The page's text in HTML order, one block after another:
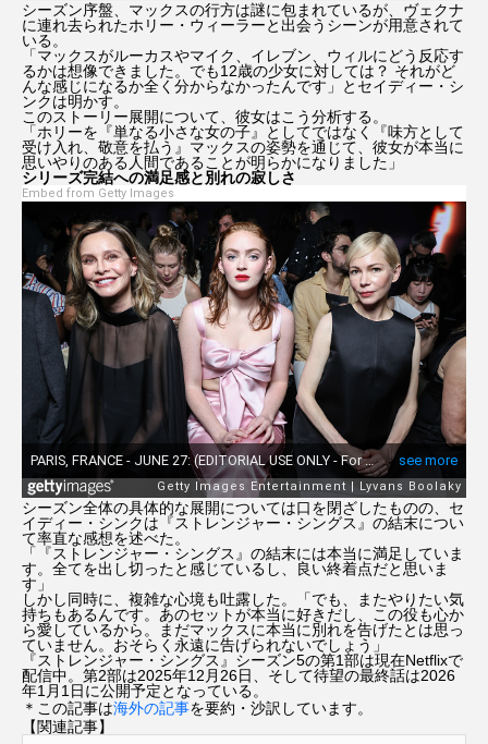
セイディー・シンク ゼンデイヤ
ダークナイト ライジング タイタニック
ティモシー・シャラメ トーマシン・マッケンジー
トイ・ストーリー5 トム・クルーズ
ドラマ版『ハリー・ポッター』
ニコール・キッドマン ニコラス・ケイジ
ハリー・ポッター ハリウッド
ハル・ベリー
ファンタスティック４：ファースト・ステップ
プラダを着た悪魔 プラダを着た悪魔2
ブラッド・ピット プレデター：バッドランド
マーティ・シュプリーム 世界をつかめ
マイ・インターン マイキー・マディソン
シーズン序盤、マックスの行方は謎に包まれているが、ヴェクナ
に連れ去られたホリー・ウィーラーと出会うシーンが用意されて
いる。
「マックスがルーカスやマイク、イレブン、ウィルにどう反応す
るかは想像できました。でも12歳の少女に対しては？ それがど
んな感じになるか全く分からなかったんです」とセイディー・シ
ンクは明かす。
このストーリー展開について、彼女はこう分析する。
「ホリーを『単なる小さな女の子』としてではなく『味方として
受け入れ、敬意を払う』マックスの姿勢を通じて、彼女が本当に
思いやりのある人間であることが明らかになりました」
シリーズ完結への満足感と別れの寂しさ
Embed from Getty Images
シーズン全体の具体的な展開については口を閉ざしたものの、セ
イディー・シンクは『ストレンジャー・シングス』の結末につい
て率直な感想を述べた。
「『ストレンジャー・シングス』の結末には本当に満足していま
す。全てを出し切ったと感じているし、良い終着点だと思いま
す」
しかし同時に、複雑な心境も吐露した。「でも、またやりたい気
持ちもあるんです。あのセットが本当に好きだし、この役も心か
ら愛しているから。まだマックスに本当に別れを告げたとは思っ
ていません。おそらく永遠に告げられないでしょう」
『ストレンジャー・シングス』シーズン5の第1部は現在Netflixで
配信中。第2部は2025年12月26日、そして待望の最終話は2026
年1月1日に公開予定となっている。
＊この記事は海外の記事を要約・沙訳しています。
【関連記事】